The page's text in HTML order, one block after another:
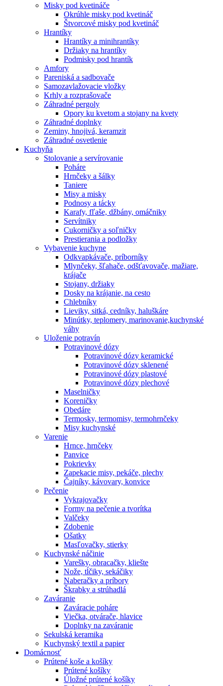
Misky pod kvetináče
Okrúhle misky pod kvetináč
Štvorcové misky pod kvetináč
Hrantíky
Hrantíky a minihrantíky
Držiaky na hrantíky
Podmisky pod hrantík
Amfory
Pareniská a sadbovače
Samozavlažovacie vložky
Krhly a rozprašovače
Záhradné pergoly
Opory ku kvetom a stojany na kvety
Záhradné doplnky
Zeminy, hnojivá, keramzit
Záhradné osvetlenie
Kuchyňa
Stolovanie a servírovanie
Poháre
Hrnčeky a šálky
Taniere
Misy a misky
Podnosy a tácky
Karafy, fľaše, džbány, omáčniky
Servítniky
Cukorničky a soľničky
Prestierania a podložky
Vybavenie kuchyne
Odkvapkávače, príborníky
Mlynčeky, šľahače, odšťavovače, mažiare,
krájače
Stojany, držiaky
Dosky na krájanie, na cesto
Chlebníky
Lieviky, sitká, cedníky, haluškáre
Minútky, teplomery, marinovanie,kuchynské
váhy
Uloženie potravín
Potravinové dózy
Potravinové dózy keramické
Potravinové dózy sklenené
Potravinové dózy plastové
Potravinové dózy plechové
Maselničky
Koreničky
Obedáre
Termosky, termomisy, termohrnčeky
Misy kuchynské
Varenie
Hrnce, hrnčeky
Panvice
Pokrievky
Zapekacie misy, pekáče, plechy
Čajníky, kávovary, konvice
Pečenie
Vykrajovačky
Formy na pečenie a tvorítka
Valčeky
Zdobenie
Ošatky
Masľovačky, stierky
Kuchynské náčinie
Varešky, obracačky, kliešte
Nože, tĺčiky, sekáčiky
Naberačky a príbory
Škrabky a strúhadlá
Zaváranie
Zaváracie poháre
Viečka, otvárače, hlavice
Doplnky na zaváranie
Sekulská keramika
Kuchynský textil a papier
Domácnosť
Prútené koše a košíky
Prútené košíky
Úložné prútené košíky